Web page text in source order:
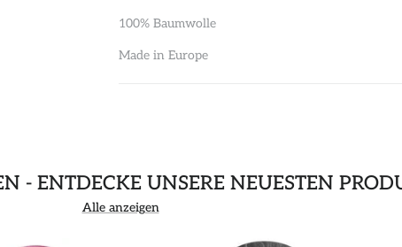
100% Baumwolle
Made in Europe
- ENTDECKE UNSERE NEUESTEN
Alle anzeigen